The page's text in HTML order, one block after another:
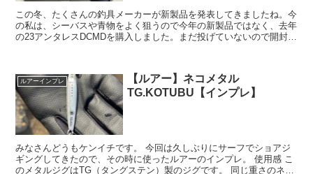
この冬、たくさんの釣具メーカーが新製品を発表してきましたね。今
の私は、シーバスや青物をよく狙うので今年の新製品ではなく、去年
の23アンタレスDCMDを購入しました。まだ投げていないので開封直
ルアーインプレ
【ルアー】ネコメタル
TG.KOTUBU【インプレ】
みなさんどうもケンイチです。 今回は久しぶりにサーフでショアジ
ギングしてきたので、その時に使ったルアーのインプレ。 使用感 こ
のメタルジグはTG（タングステン）製のジグです。 同じ重さのネコ